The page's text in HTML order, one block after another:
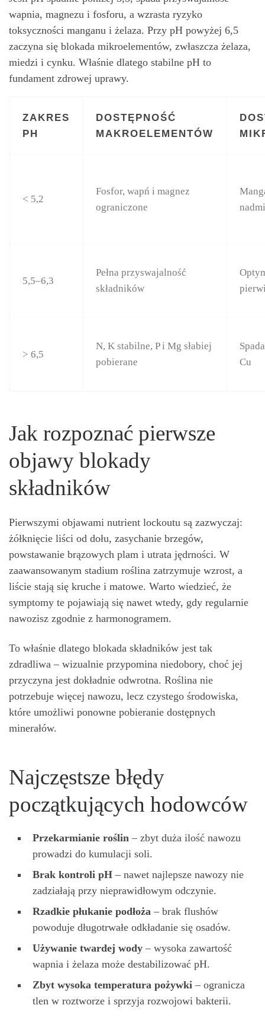
wapnia, magnezu i fosforu, a wzrasta ryzyko
toksyczności manganu i żelaza. Przy pH powyżej 6,5
zaczyna się blokada mikroelementów, zwłaszcza żelaza,
miedzi i cynku. Właśnie dlatego stabilne pH to
fundament zdrowej uprawy.
ZAKRES
PH
DOSTĘPNOŚĆ
MAKROELEMENTÓW
< 5,2
Fosfor, wapń i magnez
ograniczone
5,5–6,3
Pełna przyswajalność
składników
> 6,5
N, K stabilne, P i Mg słabiej
pobierane
Cu
Jak rozpoznać pierwsze
objawy blokady
składników
Pierwszymi objawami nutrient lockoutu są zazwyczaj:
żółknięcie liści od dołu, zasychanie brzegów,
powstawanie brązowych plam i utrata jędrności. W
zaawansowanym stadium roślina zatrzymuje wzrost, a
liście stają się kruche i matowe. Warto wiedzieć, że
symptomy te pojawiają się nawet wtedy, gdy regularnie
nawozisz zgodnie z harmonogramem.
To właśnie dlatego blokada składników jest tak
zdradliwa – wizualnie przypomina niedobory, choć jej
przyczyna jest dokładnie odwrotna. Roślina nie
potrzebuje więcej nawozu, lecz czystego środowiska,
które umożliwi ponowne pobieranie dostępnych
minerałów.
Najczęstsze błędy
początkujących hodowców
Przekarmianie roślin – zbyt duża ilość nawozu
prowadzi do kumulacji soli.
Brak kontroli pH – nawet najlepsze nawozy nie
zadziałają przy nieprawidłowym odczynie.
Rzadkie płukanie podłoża – brak flushów
powoduje długotrwałe odkładanie się osadów.
Używanie twardej wody – wysoka zawartość
wapnia i żelaza może destabilizować pH.
Zbyt wysoka temperatura pożywki – ogranicza
tlen w roztworze i sprzyja rozwojowi bakterii.